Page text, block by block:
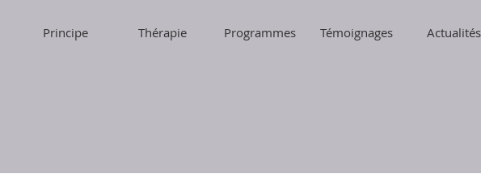
Principe Thérapie Programmes Témoignages Actualités